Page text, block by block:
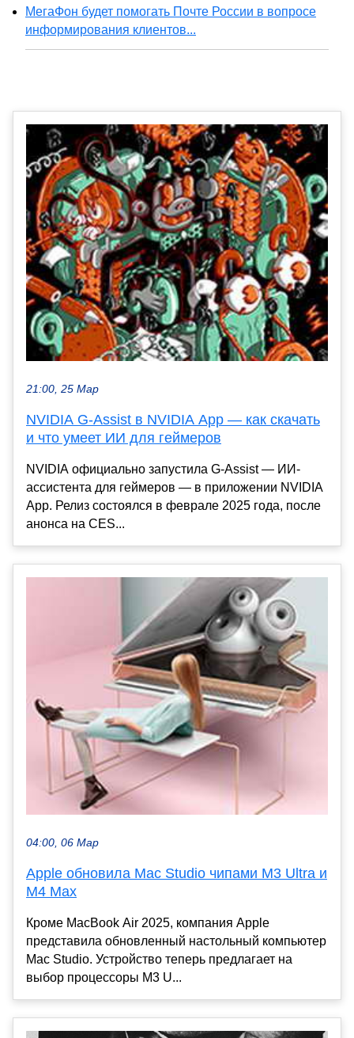
МегаФон будет помогать Почте России в вопросе
информирования клиентов...
21:00, 25 Мар
NVIDIA G-Assist в NVIDIA App — как скачать
и что умеет ИИ для геймеров
NVIDIA официально запустила G-Assist — ИИ-
ассистента для геймеров — в приложении NVIDIA
App. Релиз состоялся в феврале 2025 года, после
анонса на CES...
04:00, 06 Мар
Apple обновила Mac Studio чипами M3 Ultra и
M4 Max
Кроме MacBook Air 2025, компания Apple
представила обновленный настольный компьютер
Mac Studio. Устройство теперь предлагает на
выбор процессоры M3 U...